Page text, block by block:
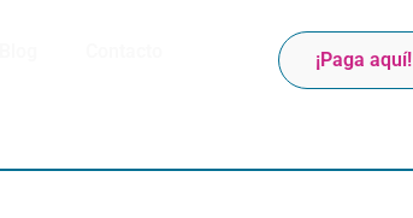
¡Paga aquí!